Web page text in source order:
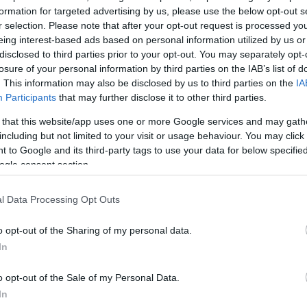
for targeted advertising by us, please use the below opt-out
selection. Please note that after your opt-out request is processed
interest-based ads based on personal information utilized by us
to third parties prior to your opt-out. You may separately
of your personal information by third parties on the IAB’s list of
This information may also be disclosed by us to third parties on the
Participants that may further disclose it to other third parties.
that this website/app uses one or more Google services and may
but not limited to your visit or usage behaviour. You may
to Google and its third-party tags to use your data for below
consent section.
Data Processing Opt Outs
opt-out of the Sharing of my personal data.
opt-out of the Sale of my Personal Data.
τον ευχαριστώ γιατί μας έδειξε το δρόμο που
να κερδίσουμε τη Θεσσαλονίκη που μας αξίζει και
θάνατο ένα τσιγάρο δρόμος” έλεγε η Μελίνα
αυτό το απόλαυσε ο Γιάννης μέχρι τη
ΔΙΑΦΗΜΙΣΗ